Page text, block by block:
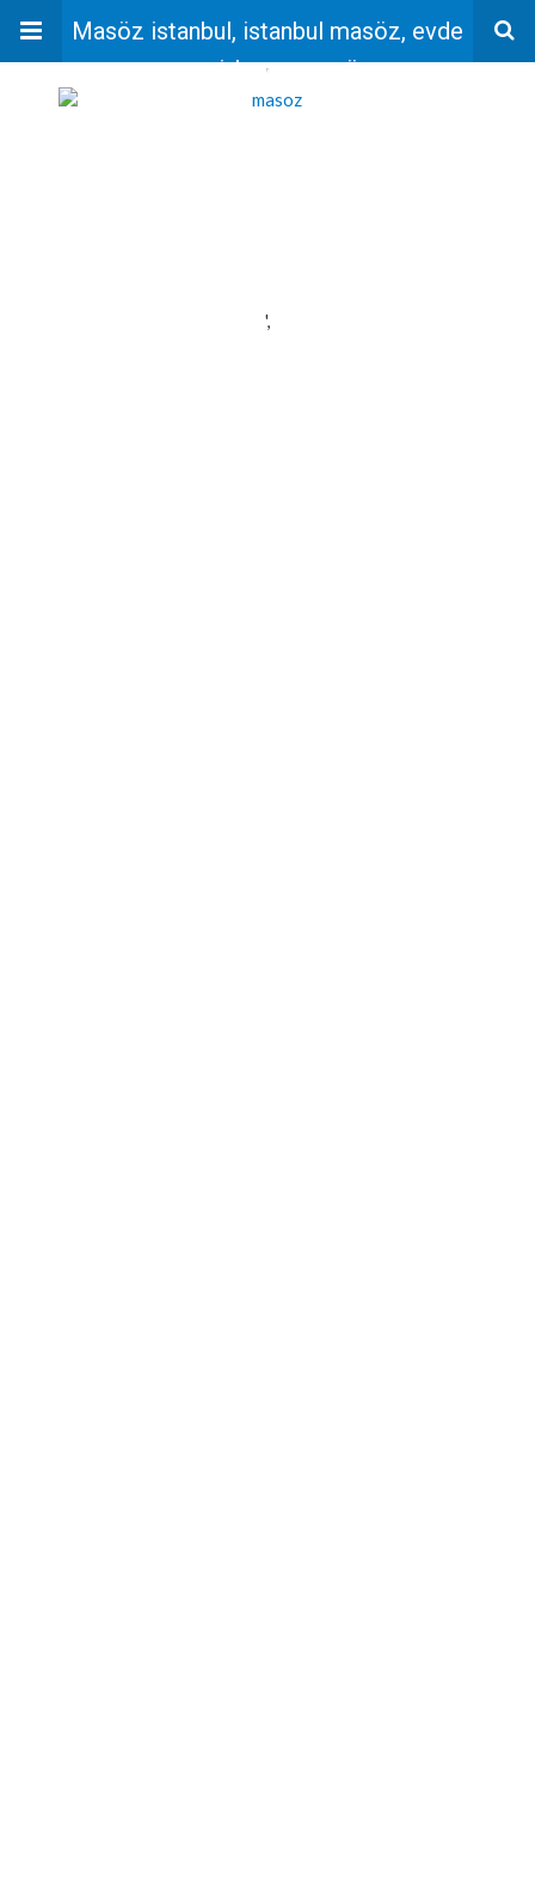
Masöz istanbul, istanbul masöz, evde
masaj, bayan masöz
'
',